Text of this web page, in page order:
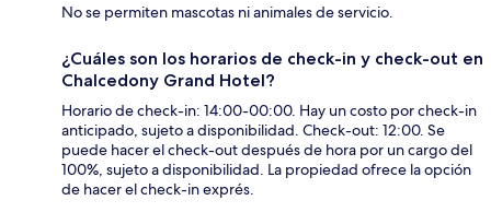
No se permiten mascotas ni animales de servicio.
¿Cuáles son los horarios de check-in y check-out en
Chalcedony Grand Hotel?
Horario de check-in: 14:00-00:00. Hay un costo por check-in
anticipado, sujeto a disponibilidad. Check-out: 12:00. Se
puede hacer el check-out después de hora por un cargo del
100%, sujeto a disponibilidad. La propiedad ofrece la opción
de hacer el check-in exprés.